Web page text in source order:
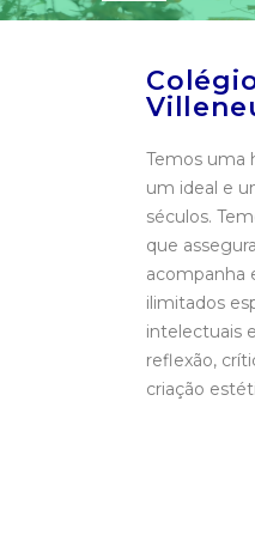
Temos uma
um ideal e
séculos.
que
acompanha
ilimitados
intelectuais
reflexão,
criação